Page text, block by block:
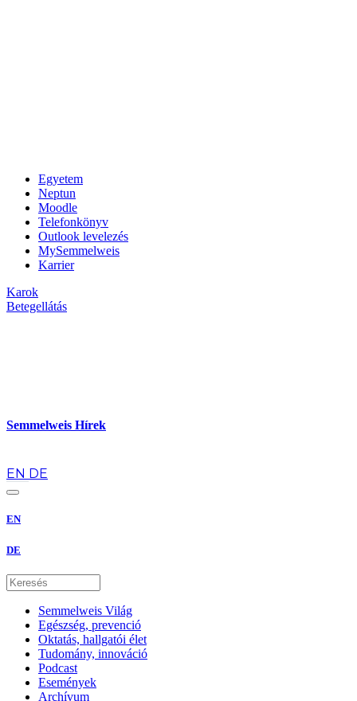
Egyetem
Neptun
Moodle
Telefonkönyv
Outlook levelezés
MySemmelweis
Karrier
Karok
Betegellátás
Semmelweis Hírek
EN DE
EN
DE
Semmelweis Világ
Egészség, prevenció
Oktatás, hallgatói élet
Tudomány, innováció
Podcast
Események
Archívum